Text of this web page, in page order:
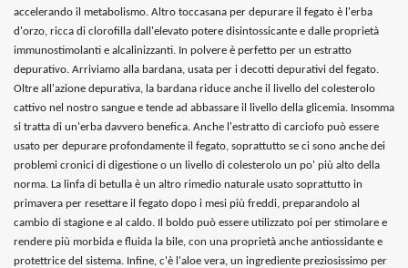
accelerando il metabolismo. Altro toccasana per depurare il fegato è l'erba
d'orzo, ricca di clorofilla dall'elevato potere disintossicante e dalle proprietà
immunostimolanti e alcalinizzanti. In polvere è perfetto per un estratto
depurativo. Arriviamo alla bardana, usata per i decotti depurativi del fegato.
Oltre all'azione depurativa, la bardana riduce anche il livello del colesterolo
cattivo nel nostro sangue e tende ad abbassare il livello della glicemia. Insomma
si tratta di un'erba davvero benefica. Anche l'estratto di carciofo può essere
usato per depurare profondamente il fegato, soprattutto se ci sono anche dei
problemi cronici di digestione o un livello di colesterolo un po' più alto della
norma. La linfa di betulla è un altro rimedio naturale usato soprattutto in
primavera per resettare il fegato dopo i mesi più freddi, preparandolo al
cambio di stagione e al caldo. Il boldo può essere utilizzato poi per stimolare e
rendere più morbida e fluida la bile, con una proprietà anche antiossidante e
protettrice del sistema. Infine, c'è l'aloe vera, un ingrediente preziosissimo per